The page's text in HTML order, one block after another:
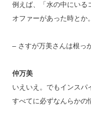
例えば、「水の中にいる
オファーがあった時とか。
– さすが万美さんは根っ
仲万美
いえいえ。でもインスパ
すべてに必ずなんらかの